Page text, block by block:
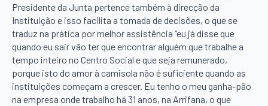
Presidente da Junta pertence também à direcção da
Instituição e isso facilita a tomada de decisões, o que se
traduz na prática por melhor assistência “eu já disse que
quando eu sair vão ter que encontrar alguém que trabalhe a
tempo inteiro no Centro Social e que seja remunerado,
porque isto do amor à camisola não é suficiente quando as
instituições começam a crescer. Eu tenho o meu ganha-pão
na empresa onde trabalho há 31 anos, na Arrifana, o que